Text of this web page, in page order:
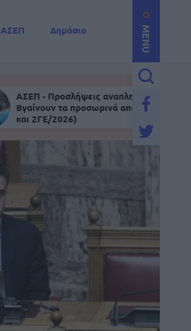
MENU
ΑΣΕΠ
Δημόσιο
ΑΣΕΠ - Προσλήψεις αναπληρωτών:
Βγαίνουν τα προσωρινά αποτελέσματα
και 2ΓΕ/2026)